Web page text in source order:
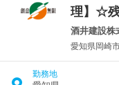
理】☆
酒井建設株
愛知県岡崎
勤務地